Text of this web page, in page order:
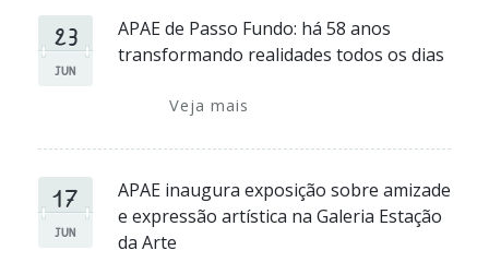
23
JUN
APAE de Passo Fundo: há 58 anos
transformando realidades todos os dias
Veja mais
17
JUN
APAE inaugura exposição sobre amizade
e expressão artística na Galeria Estação
da Arte